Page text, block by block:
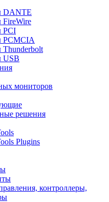
DANTE
FireWire
PCI
PCMCIA
Thunderbolt
USB
мониторов
решения
Plugins
контроллеры,